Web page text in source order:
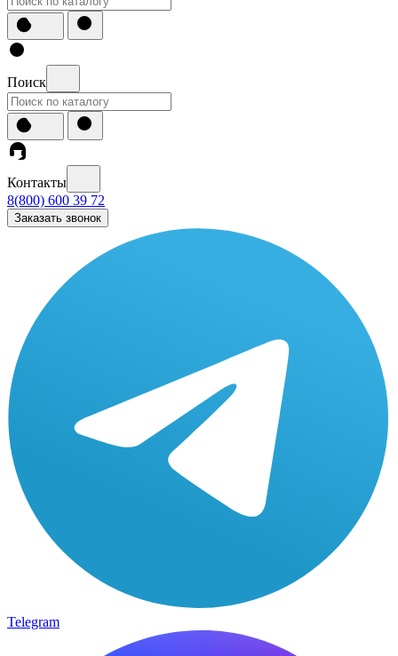
Поиск
Контакты
8(800) 600 39 72
Заказать звонок
Telegram